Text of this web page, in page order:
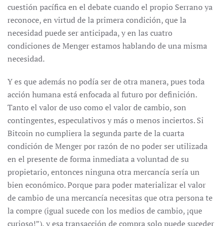
cuestión pacífica en el debate cuando el propio Serrano ya
reconoce, en virtud de la primera condición, que la
necesidad puede ser anticipada, y en las cuatro
condiciones de Menger estamos hablando de una misma
necesidad.
Y es que además no podía ser de otra manera, pues toda
acción humana está enfocada al futuro por definición.
Tanto el valor de uso como el valor de cambio, son
contingentes, especulativos y más o menos inciertos. Si
Bitcoin no cumpliera la segunda parte de la cuarta
condición de Menger por razón de no poder ser utilizada
en el presente de forma inmediata a voluntad de su
propietario, entonces ninguna otra mercancía sería un
bien económico. Porque para poder materializar el valor
de cambio de una mercancía necesitas que otra persona te
la compre (igual sucede con los medios de cambio, ¡que
curioso!”), y esa transacción de compra solo puede suceder